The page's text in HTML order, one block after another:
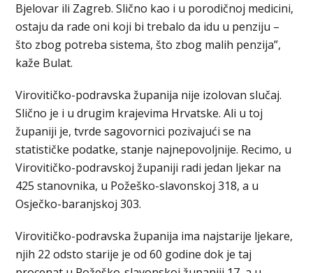
Bjelovar ili Zagreb. Slično kao i u porodičnoj medicini,
ostaju da rade oni koji bi trebalo da idu u penziju –
što zbog potreba sistema, što zbog malih penzija”,
kaže Bulat.
Virovitičko-podravska županija nije izolovan slučaj.
Slično je i u drugim krajevima Hrvatske. Ali u toj
županiji je, tvrde sagovornici pozivajući se na
statističke podatke, stanje najnepovoljnije. Recimo, u
Virovitičko-podravskoj županiji radi jedan ljekar na
425 stanovnika, u Požeško-slavonskoj 318, a u
Osječko-baranjskoj 303.
Virovitičko-podravska županija ima najstarije ljekare,
njih 22 odsto starije je od 60 godine dok je taj